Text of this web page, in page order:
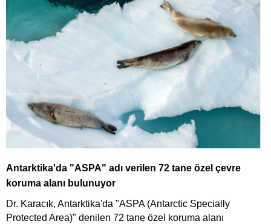
Antarktika'da "ASPA" adı verilen 72 tane özel çevre
koruma alanı bulunuyor
Dr. Karacık, Antarktika'da "ASPA (Antarctic Specially
Protected Area)" denilen 72 tane özel koruma alanı